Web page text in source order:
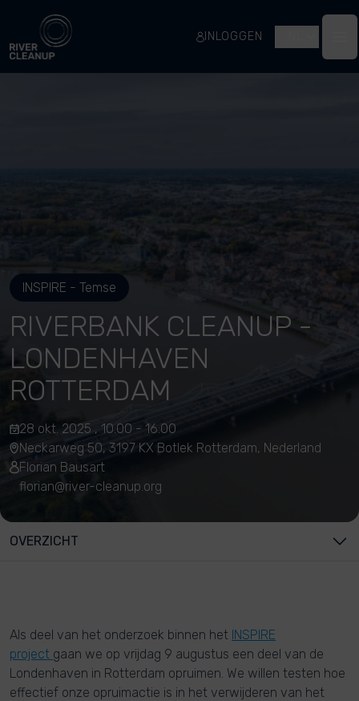
River Cleanup
INLOGGEN
INSPIRE - Temse
RIVERBANK CLEANUP -
LONDENHAVEN
ROTTERDAM
28 okt. 2025 , 10:00 - 16:00
Neckarweg 50, 3197 KX Botlek Rotterdam, Nederland
Florian Bausart
florian@river-cleanup.org
OVERZICHT
Als deel van het onderzoek binnen het INSPIRE
project gaan we op vrijdag 9 augustus een deel van de
Londenhaven in Rotterdam opruimen. We willen testen hoe
effectief onze opruimactie is in het verwijderen van het